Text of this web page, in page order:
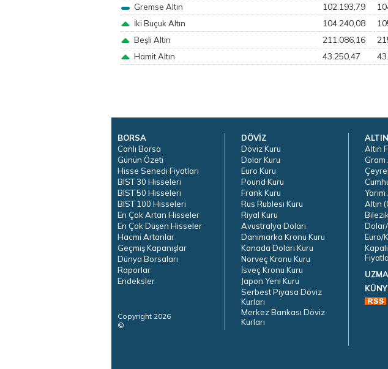
Gremse Altın 102.193,79
İki Buçuk Altın 104.240,08
Beşli Altın 211.086,16
Hamit Altın 43.250,47
BORSA
Canlı Borsa
Günün Özeti
Hisse Senedi Fiyatları
BIST 30 Hisseleri
BIST 50 Hisseleri
BIST 100 Hisseleri
En Çok Artan Hisseler
En Çok Düşen Hisseler
Hacmi Artanlar
Geçmiş Kapanışlar
Dünya Borsaları
Raporlar
Endeksler
Copyright 2026
©
DÖVİZ
Döviz Kuru
Dolar Kuru
Euro Kuru
Pound Kuru
Frank Kuru
Rus Rublesi Kuru
Riyal Kuru
Avustralya Doları
Danimarka Kronu Kuru
Kanada Doları Kuru
Norveç Kronu Kuru
İsveç Kronu Kuru
Japon Yeni Kuru
Serbest Piyasa Döviz
Kurları
Merkez Bankası Döviz
Kurları
ALTIN
Altın
Gram
Yarım
Altın
Dolar/
Euro/